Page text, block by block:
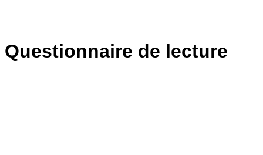
Questionnaire de lecture